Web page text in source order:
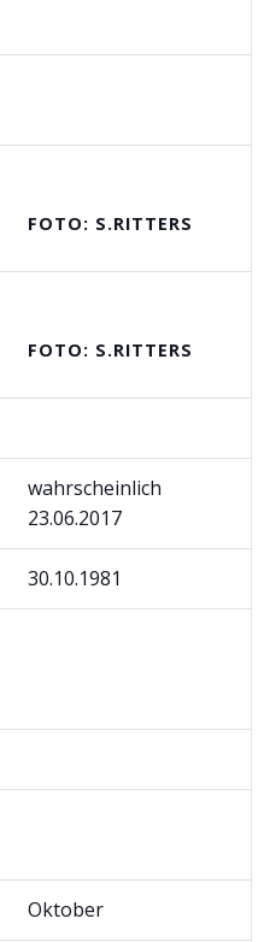
FOTO: S.RITTERS
FOTO: S.RITTERS
wahrscheinlich
23.06.2017
30.10.1981
Oktober